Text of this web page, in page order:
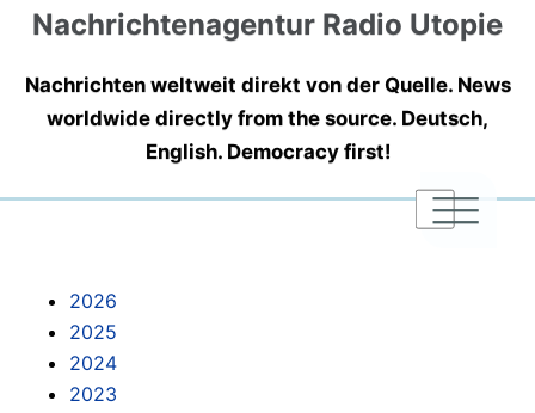
Nachrichtenagentur Radio Utopie
Nachrichten weltweit direkt von der Quelle. News
worldwide directly from the source. Deutsch,
English. Democracy first!
|
|
|
2026
2025
2024
2023